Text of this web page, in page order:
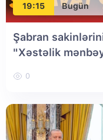
19:15 Bugün
Şabran
"Xəstəlik
0